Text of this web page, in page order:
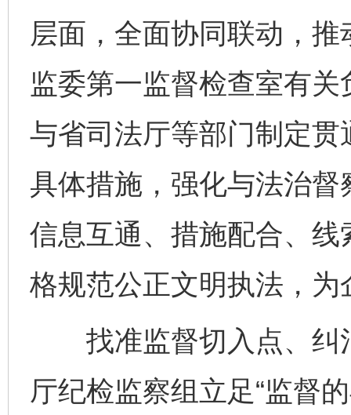
层面，全面协同联动，
监委第一监督检查室有
与省司法厅等部门制定
具体措施，强化与法治
信息互通、措施配合、
格规范公正文明执法，
找准监督切入点、纠
厅纪检监察组立足“监督